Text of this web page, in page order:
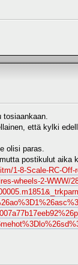
että kylki
olisi paras.
postikulut aika
1-8-Scale-RC-
wheels-2-WWW/